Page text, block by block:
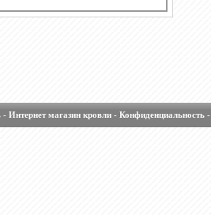
- Интернет магазин кровли- Конфиденциальность-